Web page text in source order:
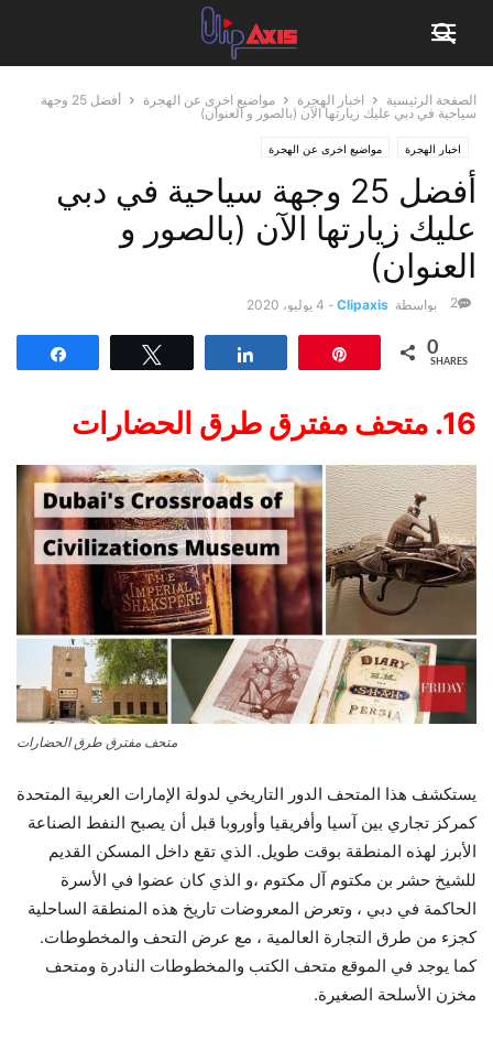
الصفحة الرئيسية اخبار الهجرة مواضيع اخرى عن الهجرة
أفضل 25 وجهة
سياحية في دبي عليك زيارتها الآن (بالصور و العنوان)
اخبار الهجرة مواضيع اخرى عن الهجرة
أفضل 25 وجهة سياحية في دبي
عليك زيارتها الآن (بالصور و
العنوان)
بواسطة Clipaxis
- 4 يوليو، 2020 2
0
SHARES
16. متحف مفترق طرق الحضارات
متحف مفترق طرق الحضارات
يستكشف هذا المتحف الدور التاريخي لدولة الإمارات العربية المتحدة
كمركز تجاري بين آسيا وأفريقيا وأوروبا قبل أن يصبح النفط الصناعة
الأبرز لهذه المنطقة بوقت طويل. الذي تقع داخل المسكن القديم
للشيخ حشر بن مكتوم آل مكتوم ،و الذي كان عضوا في الأسرة
الحاكمة في دبي ، وتعرض المعروضات تاريخ هذه المنطقة الساحلية
كجزء من طرق التجارة العالمية ، مع عرض التحف والمخطوطات.
كما يوجد في الموقع متحف الكتب والمخطوطات النادرة ومتحف
مخزن الأسلحة الصغيرة.